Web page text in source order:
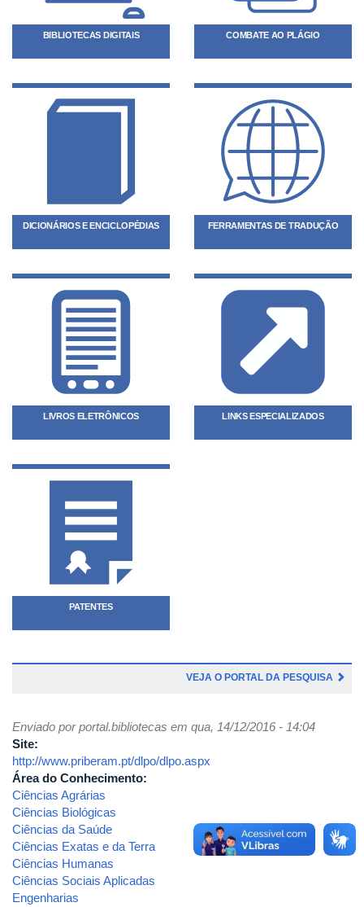
BIBLIOTECAS DIGITAIS COMBATE AO PLÁGIO
DICIONÁRIOS E ENCICLOPÉDIAS FERRAMENTAS DE TRADUÇÃO
LIVROS ELETRÔNICOS LINKS ESPECIALIZADOS
PATENTES
VEJA O PORTAL DA PESQUISA
Enviado porportal.bibliotecas em qua, 14/12/2016 - 14:04
Site:
http://www.priberam.pt/dlpo/dlpo.aspx
Área do Conhecimento:
Ciências Agrárias
Ciências Biológicas
Ciências da Saúde
Ciências Exatas e da Terra
Ciências Humanas
Ciências Sociais Aplicadas
Engenharias